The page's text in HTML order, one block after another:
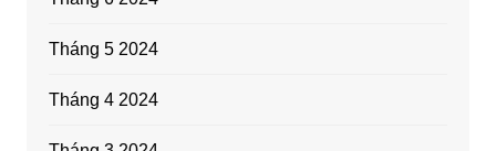
Tháng 5 2024
Tháng 4 2024